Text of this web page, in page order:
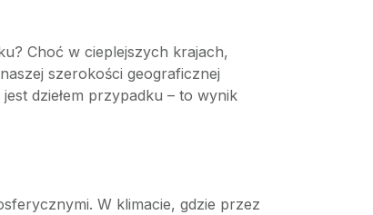
Choć w cieplejszych krajach,
szerokości geograficznej
dziełem przypadku – to wynik
W klimacie, gdzie przez